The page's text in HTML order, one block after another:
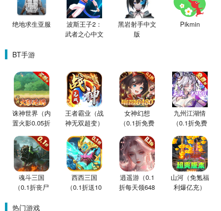
绝地求生亚服
波斯王子2：
武者之心中文
黑岩射手中文
版
Pikmin
BT手游
诛神世界（内
置火影0.05折
王者霸业（战
神无双超变）
女神幻想
（0.1折免费
九州江湖情
（0.1折免费
魂斗三国
（0.1折丧尸
西西三国
（0.1折送10
逍遥游（0.1
折每天领648
山河（免氪福
利爆亿充）
热门游戏